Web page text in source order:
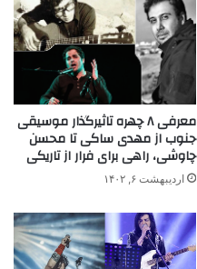
معرفی ۸ چهره تاثیرگذار موسیقی
جنوب از مهدی ساکی تا محسن
چاوشی، راهی برای فرار از تاریکی
اردیبهشت ۶, ۱۴۰۲